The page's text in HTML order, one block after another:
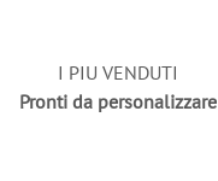
I PIU VENDUTI
Pronti da personalizzare